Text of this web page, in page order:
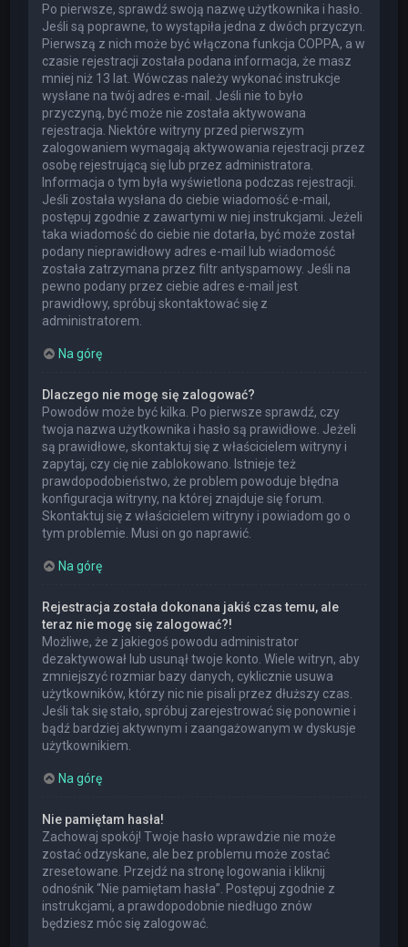
Po pierwsze, sprawdź swoją nazwę użytkownika i hasło.
Jeśli są poprawne, to wystąpiła jedna z dwóch przyczyn.
Pierwszą z nich może być włączona funkcja COPPA, a w
czasie rejestracji została podana informacja, że masz
mniej niż 13 lat. Wówczas należy wykonać instrukcje
wysłane na twój adres e-mail. Jeśli nie to było
przyczyną, być może nie została aktywowana
rejestracja. Niektóre witryny przed pierwszym
zalogowaniem wymagają aktywowania rejestracji przez
osobę rejestrującą się lub przez administratora.
Informacja o tym była wyświetlona podczas rejestracji.
Jeśli została wysłana do ciebie wiadomość e-mail,
postępuj zgodnie z zawartymi w niej instrukcjami. Jeżeli
taka wiadomość do ciebie nie dotarła, być może został
podany nieprawidłowy adres e-mail lub wiadomość
została zatrzymana przez filtr antyspamowy. Jeśli na
pewno podany przez ciebie adres e-mail jest
prawidłowy, spróbuj skontaktować się z
administratorem.
Na górę
Dlaczego nie mogę się zalogować?
Powodów może być kilka. Po pierwsze sprawdź, czy
twoja nazwa użytkownika i hasło są prawidłowe. Jeżeli
są prawidłowe, skontaktuj się z właścicielem witryny i
zapytaj, czy cię nie zablokowano. Istnieje też
prawdopodobieństwo, że problem powoduje błędna
konfiguracja witryny, na której znajduje się forum.
Skontaktuj się z właścicielem witryny i powiadom go o
tym problemie. Musi on go naprawić.
Na górę
Rejestracja została dokonana jakiś czas temu, ale
teraz nie mogę się zalogować?!
Możliwe, że z jakiegoś powodu administrator
dezaktywował lub usunął twoje konto. Wiele witryn, aby
zmniejszyć rozmiar bazy danych, cyklicznie usuwa
użytkowników, którzy nic nie pisali przez dłuższy czas.
Jeśli tak się stało, spróbuj zarejestrować się ponownie i
bądź bardziej aktywnym i zaangażowanym w dyskusje
użytkownikiem.
Na górę
Nie pamiętam hasła!
Zachowaj spokój! Twoje hasło wprawdzie nie może
zostać odzyskane, ale bez problemu może zostać
zresetowane. Przejdź na stronę logowania i kliknij
odnośnik “Nie pamiętam hasła”. Postępuj zgodnie z
instrukcjami, a prawdopodobnie niedługo znów
będziesz móc się zalogować.